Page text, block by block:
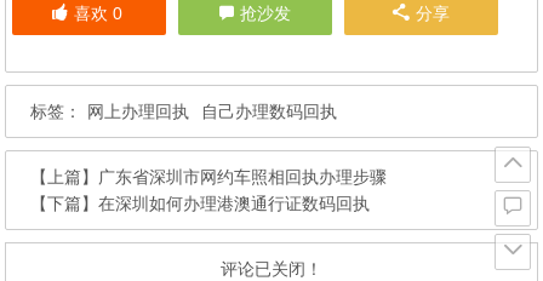
喜欢 0 抢沙发 分享
标签： 网上办理回执 自己办理数码回执
【上篇】 广东省深圳市网约车照相回执办理步骤
【下篇】在深圳如何办理港澳通行证数码回执
评论已关闭！